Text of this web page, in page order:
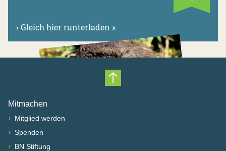
› Gleich hier runterladen »
Nach oben scrollen
Mitmachen
› Mitglied werden
› Spenden
› BN Stiftung